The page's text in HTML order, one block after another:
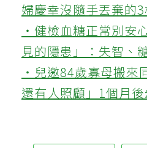
婦慶幸沒隨手丟棄的
‧健檢血糖正常別安
見的隱患」：失智、
‧兒邀84歲寡母搬來
還有人照顧」1個月